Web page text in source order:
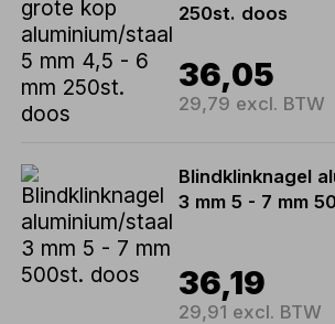
250st. doos
36,05
29,79 excl. BTW
Blindklinknagel
3 mm 5 - 7 mm
36,19
29,91 excl. BTW